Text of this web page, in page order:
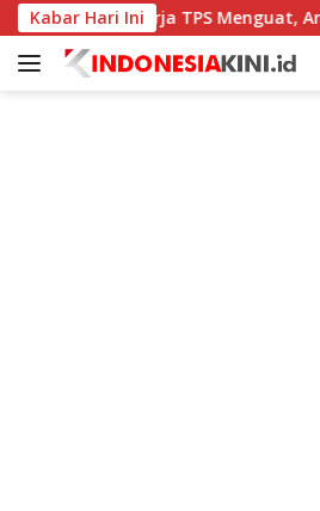
Langsung
ke
konten
Kabar Hari Ini
Kinerja TPS Menguat, Arus